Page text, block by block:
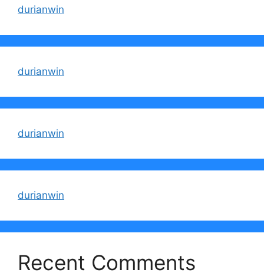
durianwin
durianwin
durianwin
durianwin
Recent Comments